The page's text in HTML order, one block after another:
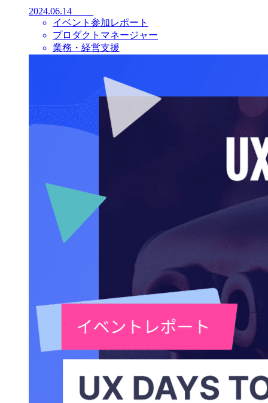
2024.06.14
イベント参加レポート
プロダクトマネージャー
業務・経営支援